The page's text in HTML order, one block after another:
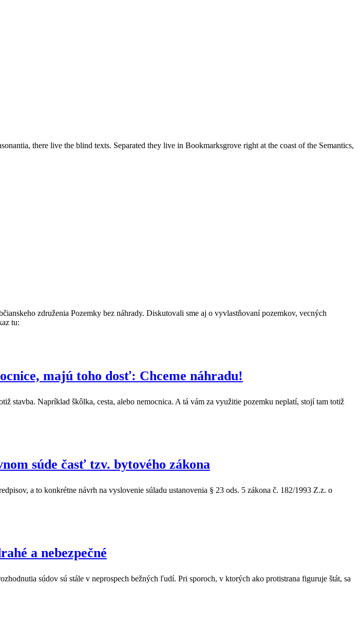
there live the blind texts. Separated they live in Bookmarksgrove right at the coast of the Semantics,
združenia Pozemky bez náhrady. Diskutovali sme aj o vyvlastňovaní pozemkov, vecných
tu:
majú toho dosť: Chceme náhradu!
stavba. Napríklad škôlka, cesta, alebo nemocnica. A tá vám za využitie pozemku neplatí, stojí tam totiž
súde časť tzv. bytového zákona
a to konkrétne návrh na vyslovenie súladu ustanovenia § 23 ods. 5 zákona č. 182/1993 Z.z. o
a nebezpečné
súdov sú stále v neprospech bežných ľudí. Pri sporoch, v ktorých ako protistrana figuruje štát, sa